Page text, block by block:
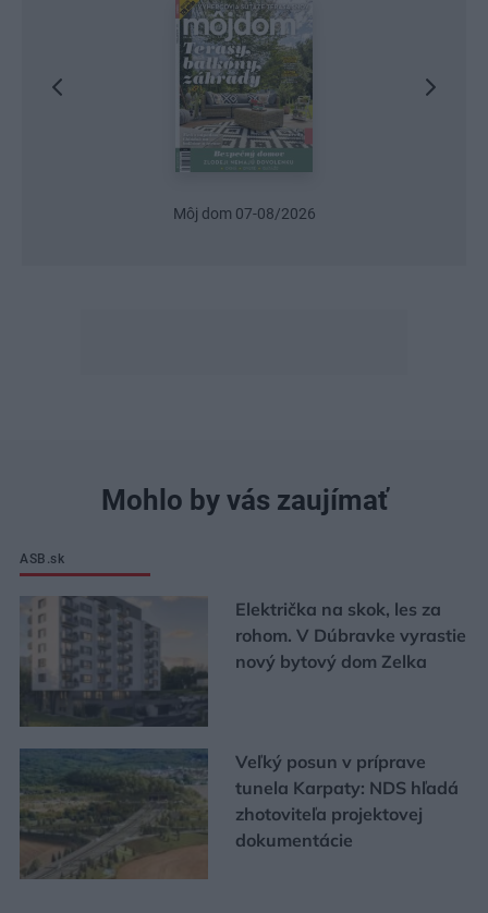
Urob si sám 6/2026
Mohlo by vás zaujímať
ASB.sk
Električka na skok, les za
rohom. V Dúbravke vyrastie
nový bytový dom Zelka
Veľký posun v príprave
tunela Karpaty: NDS hľadá
zhotoviteľa projektovej
dokumentácie